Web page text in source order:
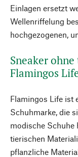
Einlagen ersetzt
Wellenriffelung
hochgezogenen,
Sneaker
Flamingos
Flamingos Life ist
Schuhmarke, die
modische Schuhe
tierischen
pflanzliche